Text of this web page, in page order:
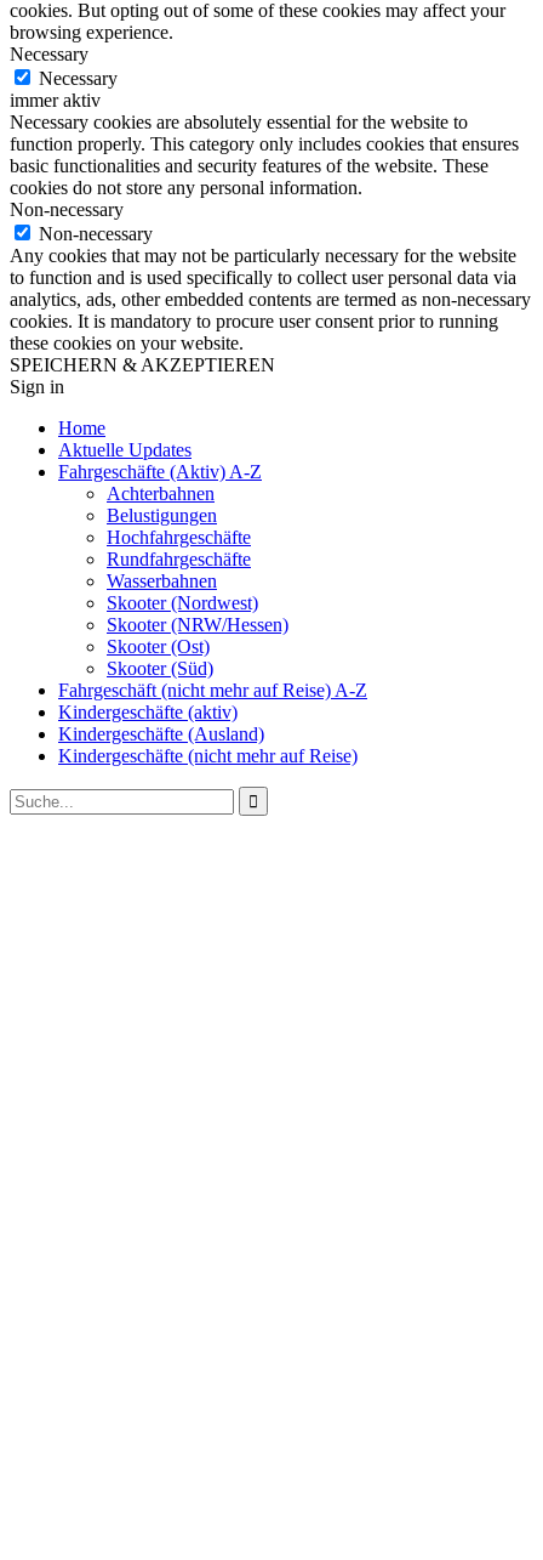
cookies. But opting out of some of these cookies may affect your
browsing experience.
Necessary
Necessary
immer aktiv
Necessary cookies are absolutely essential for the website to
function properly. This category only includes cookies that ensures
basic functionalities and security features of the website. These
cookies do not store any personal information.
Non-necessary
Non-necessary
Any cookies that may not be particularly necessary for the website
to function and is used specifically to collect user personal data via
analytics, ads, other embedded contents are termed as non-necessary
cookies. It is mandatory to procure user consent prior to running
these cookies on your website.
SPEICHERN & AKZEPTIEREN
Sign in
Home
Aktuelle Updates
Fahrgeschäfte (Aktiv) A-Z
Achterbahnen
Belustigungen
Hochfahrgeschäfte
Rundfahrgeschäfte
Wasserbahnen
Skooter (Nordwest)
Skooter (NRW/Hessen)
Skooter (Ost)
Skooter (Süd)
Fahrgeschäft (nicht mehr auf Reise) A-Z
Kindergeschäfte (aktiv)
Kindergeschäfte (Ausland)
Kindergeschäfte (nicht mehr auf Reise)